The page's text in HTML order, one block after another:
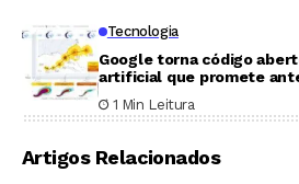
Tecnologia
Google torna código
artificial que promete
furacões
1 Min Leitura
Artigos Relacionados